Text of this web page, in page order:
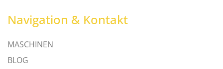
Navigation & Kontakt
MASCHINEN
BLOG